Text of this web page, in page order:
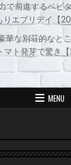
で前進するベビ
りエブリデイ【
な別荘的なと
マト発芽で驚き
MENU